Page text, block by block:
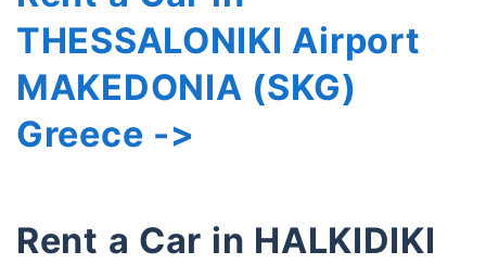
THESSALONIKI Airport
MAKEDONIA (SKG)
Greece ->
Rent a Car in HALKIDIKI